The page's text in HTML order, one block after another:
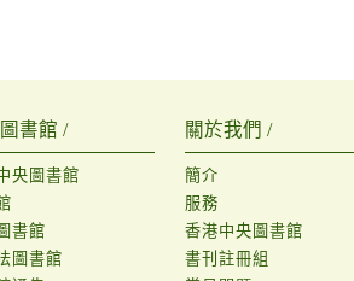
書館 /
央圖書館
書館
圖書館
關於我們 /
簡介
服務
香港中央圖書館
書刊註冊組